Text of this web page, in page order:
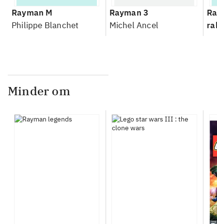
Rayman M
Philippe Blanchet
Rayman 3
Michel Ancel
Minder om